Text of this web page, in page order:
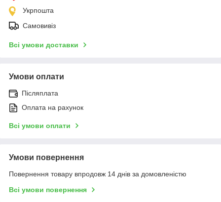
Укрпошта
Самовивіз
Всі умови доставки
Умови оплати
Післяплата
Оплата на рахунок
Всі умови оплати
Умови повернення
Повернення товару впродовж 14 днів за домовленістю
Всі умови повернення